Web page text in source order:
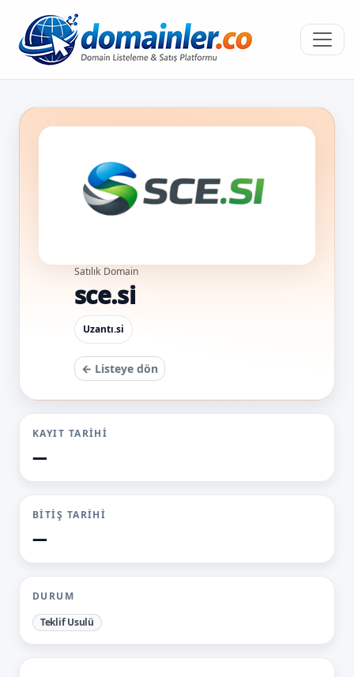
Satılık Domain
sce.si
Uzantı.si
← Listeye dön
KAYIT TARIHI
—
BITIŞ TARIHI
—
DURUM
Teklif Usulü